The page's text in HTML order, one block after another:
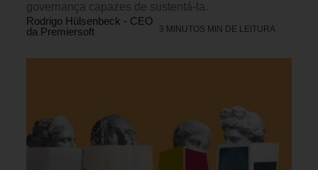
governança capazes de sustentá-la.
Rodrigo Hülsenbeck - CEO
da Premiersoft
3 MINUTOS MIN DE LEITURA